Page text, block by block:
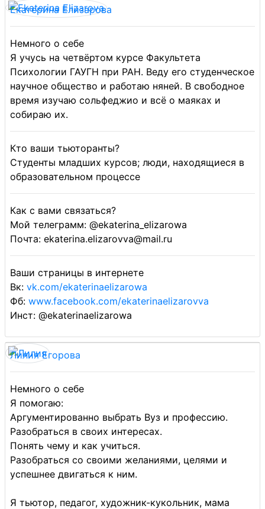
Екатерина Елизарова
Немного о себе
Я учусь на четвёртом курсе Факультета
Психологии ГАУГН при РАН. Веду его студенческое
научное общество и работаю няней. В свободное
время изучаю сольфеджио и всё о маяках и
собираю их.
Кто ваши тьюторанты?
Студенты младших курсов; люди, находящиеся в
образовательном процессе
Как с вами связаться?
Мой телеграмм: @ekaterina_elizarowa
Почта: ekaterina.elizarovva@mail.ru
Ваши страницы в интернете
Вк: vk.com/ekaterinaelizarowa
Фб: www.facebook.com/ekaterinaelizarovva
Инст: @ekaterinaelizarowa
Лилия Егорова
Немного о себе
Я помогаю:
Аргументированно выбрать Вуз и профессию.
Разобраться в своих интересах.
Понять чему и как учиться.
Разобраться со своими желаниями, целями и
успешнее двигаться к ним.
Я тьютор, педагог, художник-кукольник, мама